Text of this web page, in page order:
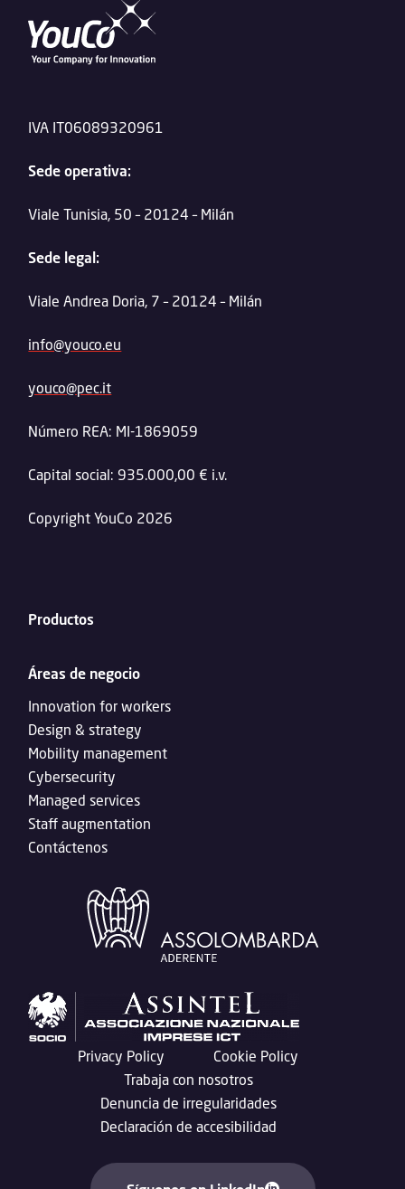
IVA IT06089320961
Sede operativa:
Viale Tunisia, 50 – 20124 – Milán
Sede legal:
Viale Andrea Doria, 7 – 20124 – Milán
info@youco.eu
youco@pec.it
Número REA: MI-1869059
Capital social: 935.000,00 € i.v.
Copyright YouCo 2026
Productos
Áreas de negocio
Innovation for workers
Design & strategy
Mobility management
Cybersecurity
Managed services
Staff augmentation
Contáctenos
Privacy Policy
Cookie Policy
Trabaja con nosotros
Denuncia de irregularidades
Declaración de accesibilidad